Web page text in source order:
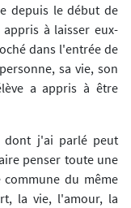
depuis le début de
à laisser eux-
dans l'entrée de
sa vie, son
a appris à être
dont j'ai parlé peut
penser toute une
du même
la vie, l'amour, la